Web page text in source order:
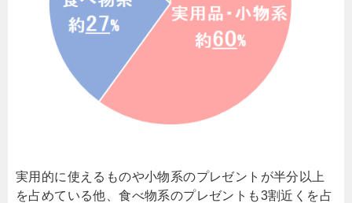
実用的に使えるものや小物系のプレゼントが半分以上
を占めている他、食べ物系のプレゼントも3割近くを占